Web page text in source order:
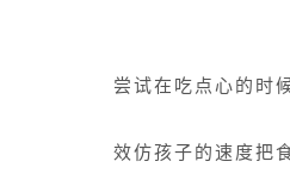
尝试在吃点心的时
效仿孩子的速度把